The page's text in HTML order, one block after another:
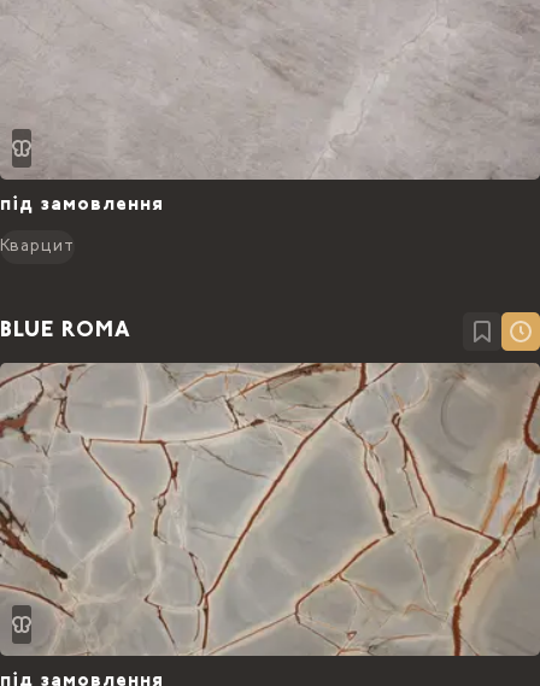
під замовлення
Кварцит
BLUE ROMA
під замовлення